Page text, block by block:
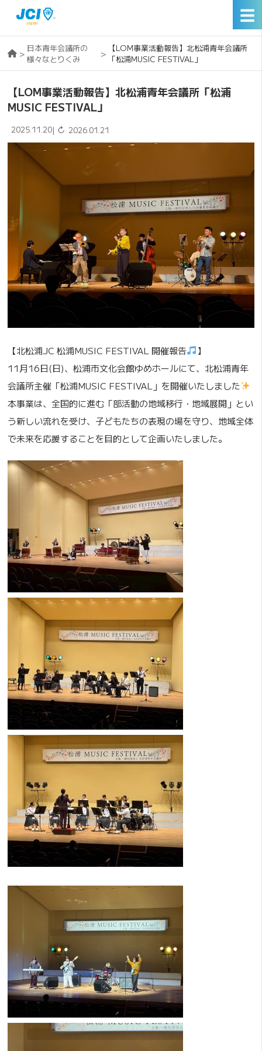
☰
> 日本青年会議所の
様々なとりくみ
>
【LOM事業活動報告】北松浦青年会議所
「松浦MUSIC FESTIVAL」
【LOM事業活動報告】北松浦青年会議所「松浦
MUSIC FESTIVAL」
2025.11.20| ↻ 2026.01.21
【北松浦JC 松浦MUSIC FESTIVAL 開催報告
】
11月16日(日)、松浦市文化会館ゆめホールにて、北松浦青年
会議所主催「松浦MUSIC FESTIVAL」を開催いたしました
本事業は、全国的に進む「部活動の地域移行・地域展開」とい
う新しい流れを受け、子どもたちの表現の場を守り、地域全体
で未来を応援することを目的として企画いたしました。